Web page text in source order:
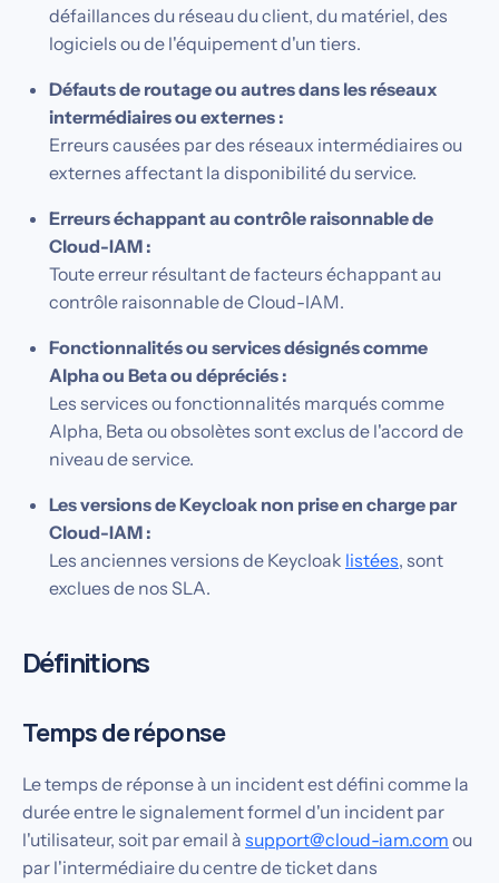
défaillances du réseau du client, du matériel, des
logiciels ou de l'équipement d'un tiers.
Défauts de routage ou autres dans les réseaux
intermédiaires ou externes :
Erreurs causées par des réseaux intermédiaires ou
externes affectant la disponibilité du service.
Erreurs échappant au contrôle raisonnable de
Cloud-IAM :
Toute erreur résultant de facteurs échappant au
contrôle raisonnable de Cloud-IAM.
Fonctionnalités ou services désignés comme
Alpha ou Beta ou dépréciés :
Les services ou fonctionnalités marqués comme
Alpha, Beta ou obsolètes sont exclus de l'accord de
niveau de service.
Les versions de Keycloak non prise en charge par
Cloud-IAM :
Les anciennes versions de Keycloak listées, sont
exclues de nos SLA.
Définitions
Temps de réponse
Le temps de réponse à un incident est défini comme la
durée entre le signalement formel d'un incident par
l'utilisateur, soit par email à support@cloud-iam.com ou
par l'intermédiaire du centre de ticket dans